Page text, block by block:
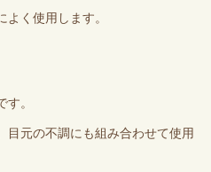
く使用します。
。
目元の不調にも組み合わせて使用